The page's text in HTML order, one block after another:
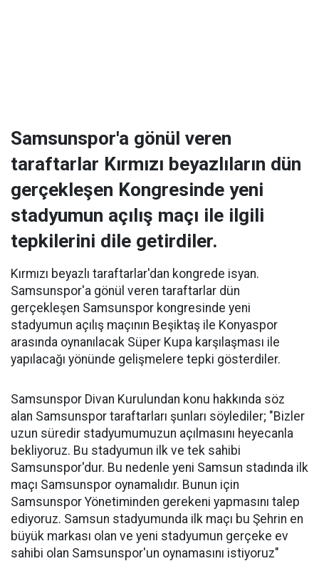
Samsunspor'a gönül veren
taraftarlar Kırmızı beyazlıların dün
gerçekleşen Kongresinde yeni
stadyumun açılış maçı ile ilgili
tepkilerini dile getirdiler.
Kırmızı beyazlı taraftarlar'dan kongrede isyan.
Samsunspor'a gönül veren taraftarlar dün
gerçekleşen Samsunspor kongresinde yeni
stadyumun açılış maçının Beşiktaş ile Konyaspor
arasında oynanılacak Süper Kupa karşılaşması ile
yapılacağı yönünde gelişmelere tepki gösterdiler.
Samsunspor Divan Kurulundan konu hakkında söz
alan Samsunspor taraftarları şunları söylediler; "Bizler
uzun süredir stadyumumuzun açılmasını heyecanla
bekliyoruz. Bu stadyumun ilk ve tek sahibi
Samsunspor'dur. Bu nedenle yeni Samsun stadında ilk
maçı Samsunspor oynamalıdır. Bunun için
Samsunspor Yönetiminden gerekeni yapmasını talep
ediyoruz. Samsun stadyumunda ilk maçı bu Şehrin en
büyük markası olan ve yeni stadyumun gerçeke ev
sahibi olan Samsunspor'un oynamasını istiyoruz"